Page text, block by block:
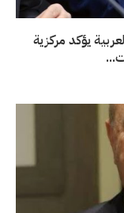
يؤكد مركزية